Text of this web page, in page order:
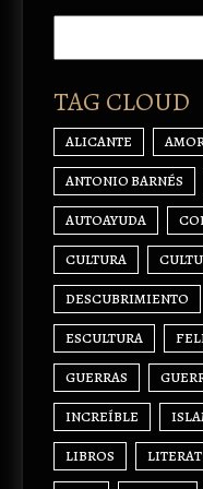
TAG CLOUD
ALICANTE
ANTONIO BARNÉS
AUTOAYUDA
CULTURA
DESCUBRIMIENTO
ESCULTURA
GUERRAS
INCREÍBLE
LIBROS